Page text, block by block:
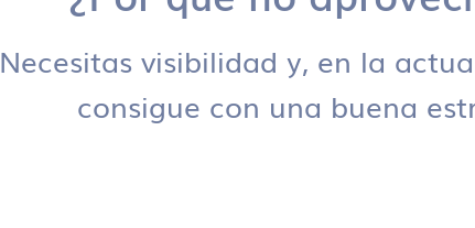
Necesitas visibilidad y, en la
consigue con una buena